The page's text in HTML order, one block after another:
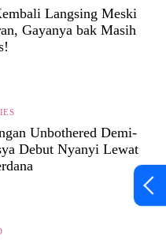
Langsing Meski
Gayanya bak Masih
Unbothered Demi-
Debut Nyanyi Lewat